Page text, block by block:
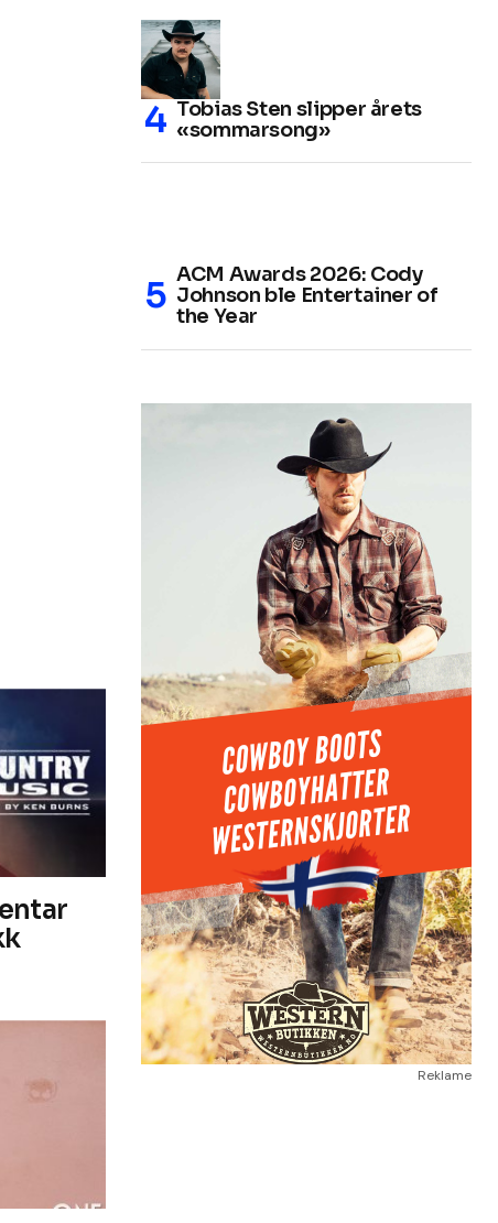
Tobias Sten slipper årets
«sommarsong»
ACM Awards 2026: Cody
Johnson ble Entertainer of
the Year
Reklame